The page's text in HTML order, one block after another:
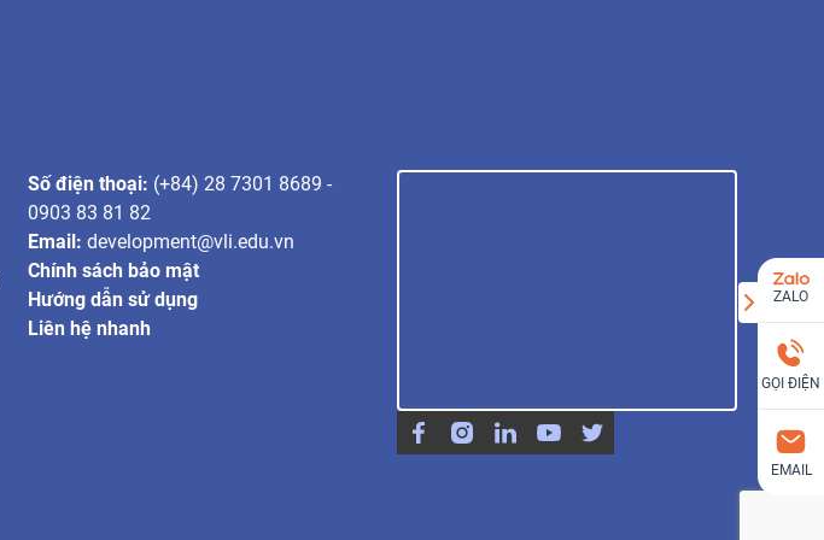
Số điện thoại: (+84) 28 7301 8689 -
0903 83 81 82
Email: development@vli.edu.vn
Chính sách bảo mật
Hướng dẫn sử dụng
Liên hệ nhanh
ZALO
GỌI ĐIỆN
EMAIL